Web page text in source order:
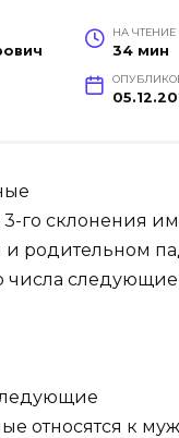
НА ЧТЕНИЕ
34 мин
го склонения
родительном
числа следующие
относятся к